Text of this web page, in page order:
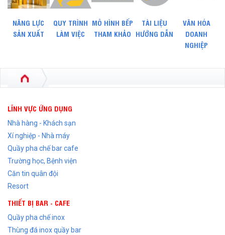
NĂNG LỰC
SẢN XUẤT
QUY TRÌNH
LÀM VIỆC
MÔ HÌNH BẾP
THAM KHẢO
TÀI LIỆU
HƯỚNG DẪN
VĂN HÓA
DOANH
NGHIỆP
LĨNH VỰC ỨNG DỤNG
Nhà hàng - Khách sạn
Xí nghiệp - Nhà máy
Quầy pha chế bar cafe
Trường học, Bệnh viện
Căn tin quân đội
Resort
THIẾT BỊ BAR - CAFE
Quầy pha chế inox
Thùng đá inox quầy bar